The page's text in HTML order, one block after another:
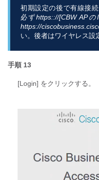
初期設定の後で有線接
必ずhttps:://[CBW AP
https://
い。後者はワイヤレス設
手順 13
[Login] をクリックする。